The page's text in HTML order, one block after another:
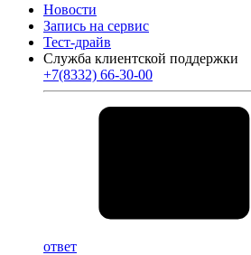
Новости
Запись на сервис
Тест-драйв
Служба клиентской поддержки
+7(8332) 66-30-00
ответ